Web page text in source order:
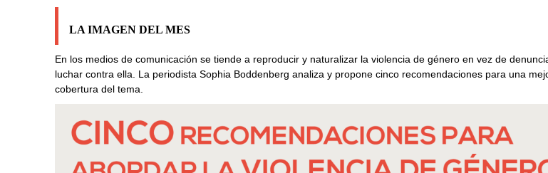
LA IMAGEN DEL MES
En los medios de comunicación se tiende a reproducir y naturalizar la violencia de género en vez de
luchar contra ella. La periodista Sophia Boddenberg analiza y propone cinco recomendaciones para una
cobertura del tema.